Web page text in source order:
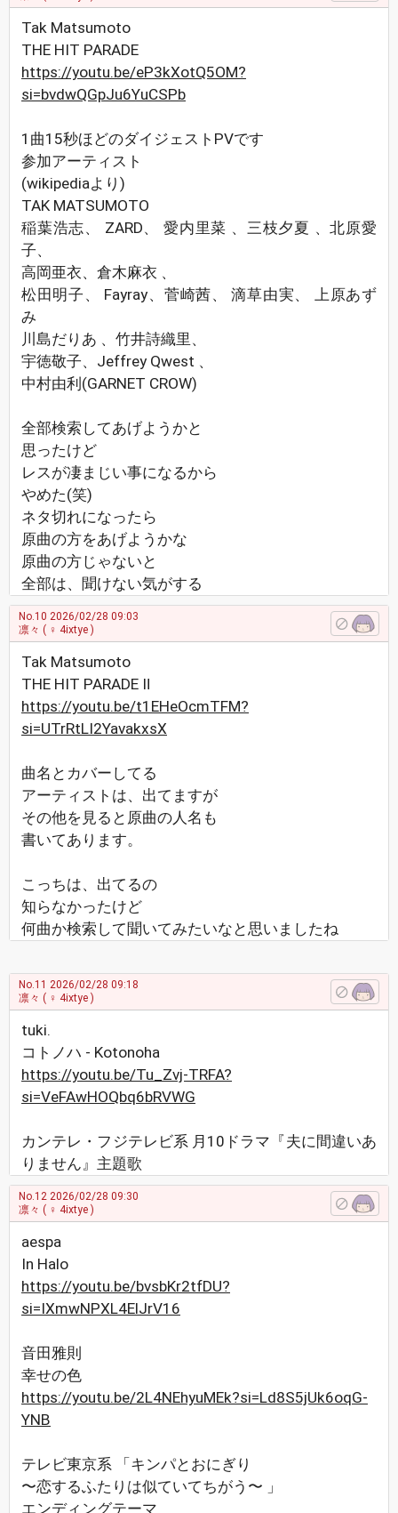
Tak Matsumoto
THE HIT PARADE
https://youtu.be/eP3kXotQ5OM?
si=bvdwQGpJu6YuCSPb
1曲15秒ほどのダイジェストPVです
参加アーティスト
(wikipediaより)
TAK MATSUMOTO
稲葉浩志、 ZARD、 愛内里菜 、三枝夕夏 、北原愛
子、
高岡亜衣、倉木麻衣 、
松田明子、 Fayray、菅崎茜、 滴草由実、 上原あず
み
川島だりあ 、竹井詩織里、
宇徳敬子、Jeffrey Qwest 、
中村由利(GARNET CROW)
全部検索してあげようかと
思ったけど
レスが凄まじい事になるから
やめた(笑)
ネタ切れになったら
原曲の方をあげようかな
原曲の方じゃないと
全部は、聞けない気がする
No.10 2026/02/28 09:03
凛々 ( ♀ 4ixtye )
Tak Matsumoto
THE HIT PARADE Ⅱ
https://youtu.be/t1EHeOcmTFM?
si=UTrRtLI2YavakxsX
曲名とカバーしてる
アーティストは、出てますが
その他を見ると原曲の人名も
書いてあります。
こっちは、出てるの
知らなかったけど
何曲か検索して聞いてみたいなと思いましたね
No.11 2026/02/28 09:18
凛々 ( ♀ 4ixtye )
tuki.
コトノハ - Kotonoha
https://youtu.be/Tu_Zvj-TRFA?
si=VeFAwHOQbq6bRVWG
カンテレ・フジテレビ系 月10ドラマ『夫に間違いあ
りません』主題歌
No.12 2026/02/28 09:30
凛々 ( ♀ 4ixtye )
aespa
In Halo
https://youtu.be/bvsbKr2tfDU?
si=IXmwNPXL4ElJrV16
音田雅則
幸せの色
https://youtu.be/2L4NEhyuMEk?si=Ld8S5jUk6oqG-
YNB
テレビ東京系 「キンパとおにぎり
〜恋するふたりは似ていてちがう〜 」
エンディングテーマ